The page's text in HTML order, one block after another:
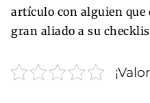
artículo con alguien que
gran aliado a su